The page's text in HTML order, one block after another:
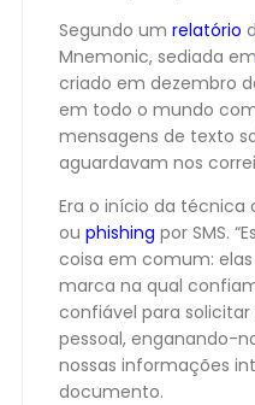
Segundo um relatório
Mnemonic, sediada em
criado em dezembro
em todo o mundo
mensagens de texto
aguardavam nos
Era o início da
ou phishing por SMS.
coisa em comum:
marca na qual
confiável para
pessoal, enganando-
nossas informações
documento.